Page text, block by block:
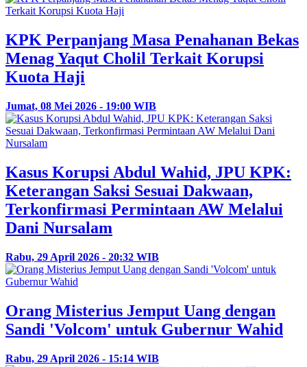
KPK Perpanjang Masa Penahanan Bekas
Menag Yaqut Cholil Terkait Korupsi
Kuota Haji
Jumat, 08 Mei 2026 - 19:00 WIB
Kasus Korupsi Abdul Wahid, JPU KPK:
Keterangan Saksi Sesuai Dakwaan,
Terkonfirmasi Permintaan AW Melalui
Dani Nursalam
Rabu, 29 April 2026 - 20:32 WIB
Orang Misterius Jemput Uang dengan
Sandi 'Volcom' untuk Gubernur Wahid
Rabu, 29 April 2026 - 15:14 WIB